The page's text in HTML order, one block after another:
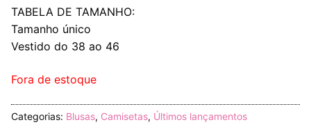
TABELA DE TAMANHO:
Tamanho único
Vestido do 38 ao 46
Fora de estoque
Categorias: Blusas, Camisetas, Últimos lançamentos